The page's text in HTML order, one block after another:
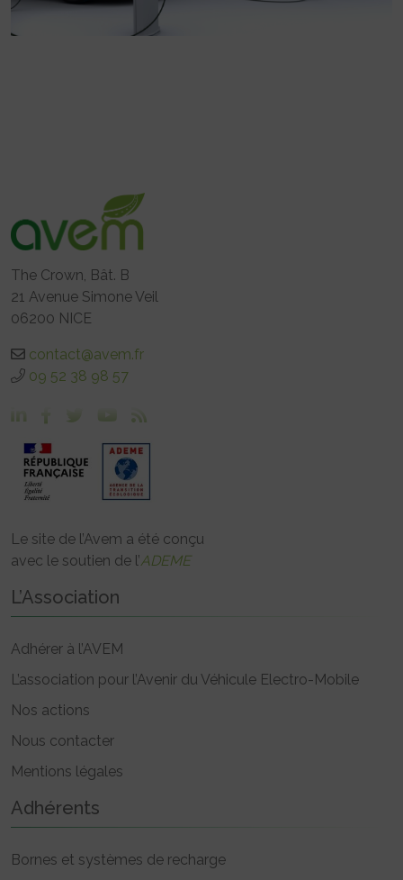
The Crown, Bât. B
21 Avenue Simone Veil
06200 NICE
contact@avem.fr
09 52 38 98 57
Le site de l’Avem a été conçu
avec le soutien de l’ADEME
L’Association
Adhérer à l’AVEM
L’association pour l’Avenir du Véhicule Electro-Mobile
Nos actions
Nous contacter
Mentions légales
Adhérents
Bornes et systèmes de recharge